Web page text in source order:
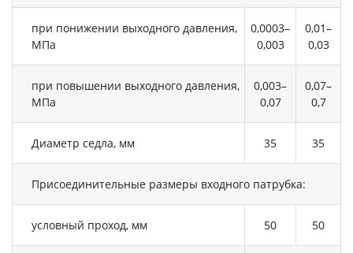
при понижении выходного давления,
МПа
0,0003–
0,003
0,01–
0,03
при повышении выходного давления,
МПа
0,003–
0,07
0,07–
0,7
Диаметр седла, мм 35 35
Присоединительные размеры входного патрубка:
условный проход, мм 50 50